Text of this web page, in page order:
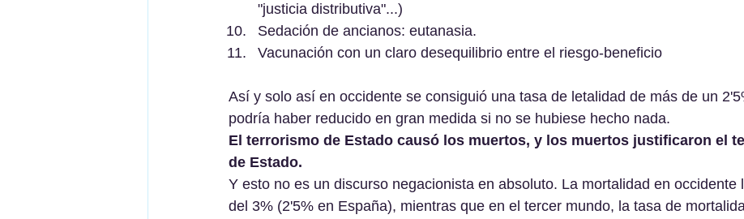
"justicia distributiva"...)
Sedación de ancianos: eutanasia.
Vacunación con un claro desequilibrio entre el riesgo-beneficio
Así y solo así en occidente se consiguió una tasa de letalidad de más de un
podría haber reducido en gran medida si no se hubiese hecho nada.
El terrorismo de Estado causó los muertos, y los muertos justificaron el
de Estado.
Y esto no es un discurso negacionista en absoluto. La mortalidad en occidente
del 3% (2'5% en España), mientras que en el tercer mundo, la tasa de